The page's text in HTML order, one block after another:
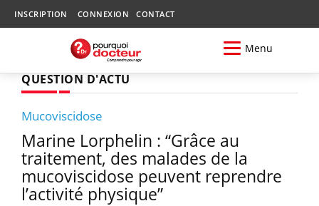
INSCRIPTION CONNEXION CONTACT
Menu
QUESTION D'ACTU
Mucoviscidose
Marine Lorphelin : “Grâce au
traitement, des malades de la
mucoviscidose peuvent reprendre
l’activité physique”